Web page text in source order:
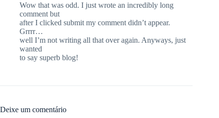
Wow that was odd. I just wrote an incredibly long
comment but
after I clicked submit my comment didn’t appear.
Grrrr…
well I’m not writing all that over again. Anyways, just
wanted
to say superb blog!
Deixe um comentário